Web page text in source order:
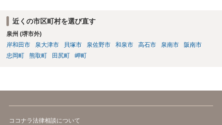
近くの市区町村を選び直す
泉州 (堺市外)
岸和田市
泉大津市 貝塚市 泉佐野市 和泉市 高石市 泉南市
阪南市
忠岡町
熊取町 田尻町 岬町
ココナラ法律相談について